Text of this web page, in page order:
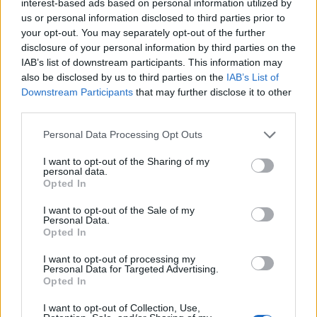
interest-based ads based on personal information utilized by
us or personal information disclosed to third parties prior to
your opt-out. You may separately opt-out of the further
disclosure of your personal information by third parties on the
IAB’s list of downstream participants. This information may
also be disclosed by us to third parties on the IAB’s List of
Downstream Participants that may further disclose it to other
Personal Data Processing Opt Outs
I want to opt-out of the Sharing of my
personal data.
Opted In
I want to opt-out of the Sale of my
Personal Data.
Opted In
I want to opt-out of processing my
Personal Data for Targeted Advertising.
Opted In
I want to opt-out of Collection, Use,
To, czy czujemy się szczęśliwi, nie zależy od
naszego wyglądu zewnętrznego. Kwiaty z
ogrodu chełpiły się swoją urodą, lecz były
hodowane po to, by w pewnym momencie ich
ogrodowe, lecz mogła cieszyć się
nieograniczoną wolnością. Wolność ta niestety
została ukrócona przez złych chłopców, którzy w
życia zarówno ją, jak i skowronka. To uczy nas,
że należy podchodzić z szacunkiem do każdej
istoty żywej i nie niszczyć przyrody w bezmyślny
sposób.